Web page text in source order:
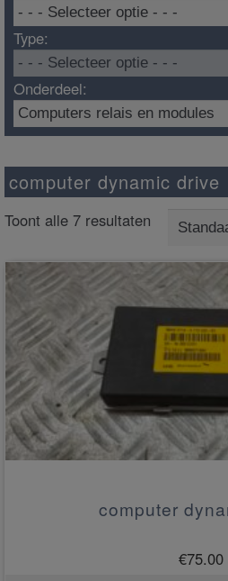
Type:
Onderdeel:
computer dynamic drive
Toont alle 7 resultaten
computer
€75.00